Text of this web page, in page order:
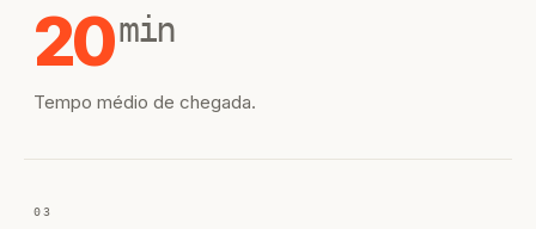
20min
Tempo médio de chegada.
03